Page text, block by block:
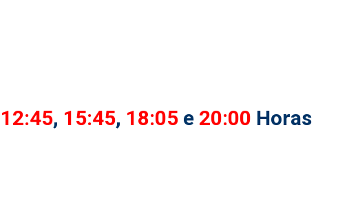
12:45, 15:45, 18:05 e20:00 Horas